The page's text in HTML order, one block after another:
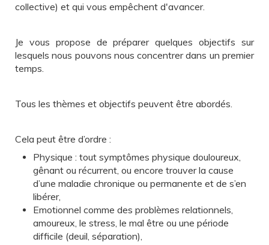
collective) et qui vous empêchent d'avancer.
Je vous propose de préparer quelques objectifs sur
lesquels nous pouvons nous concentrer dans un premier
temps.
Tous les thèmes et objectifs peuvent être abordés.
Cela peut être d’ordre :
Physique : tout symptômes physique douloureux,
gênant ou récurrent, ou encore trouver la cause
d’une maladie chronique ou permanente et de s’en
libérer,
Emotionnel comme des problèmes relationnels,
amoureux, le stress, le mal être ou une période
difficile (deuil, séparation),